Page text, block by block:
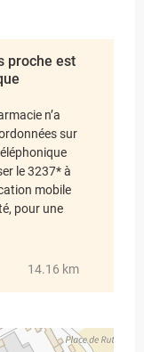
proche est
n’a
sur
le 3237* à
mobile
pour une
14.16 km